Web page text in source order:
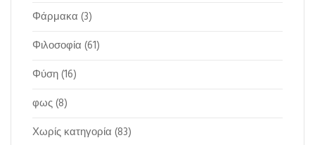
Φάρμακα (3)
Φιλοσοφία (61)
Φύση(16)
φως(8)
Χωρίς κατηγορία (83)